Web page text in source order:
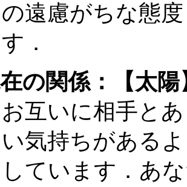
の遠慮がちな態
す．
の関係：【太陽
お互いに相手と
い気持ちがある
しています．あ